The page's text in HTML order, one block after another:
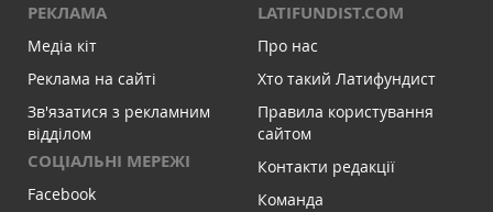
РЕКЛАМА
Медіа кіт
Реклама на сайті
Зв'язатися з рекламним
відділом
СОЦІАЛЬНІ МЕРЕЖІ
Facebook
LATIFUNDIST.COM
Про нас
Хто такий Латифундист
Правила користування
сайтом
Контакти редакції
Команда